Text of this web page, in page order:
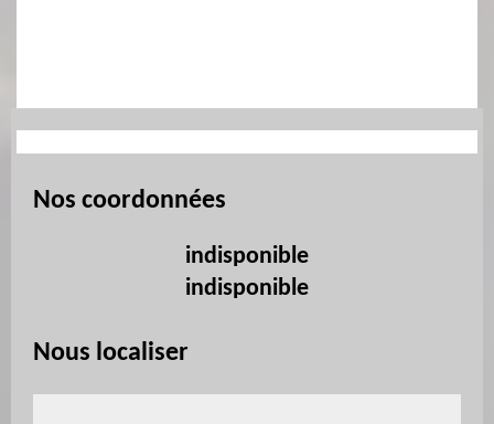
Nos coordonnées
indisponible
indisponible
Nous localiser